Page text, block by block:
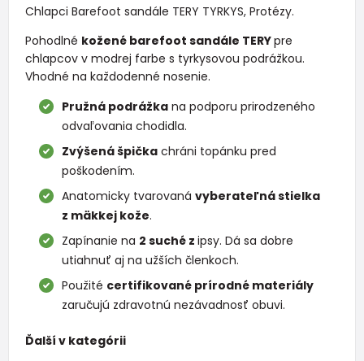
Chlapci Barefoot sandále TERY TYRKYS, Protézy.
Pohodlné kožené barefoot sandále TERYpre
chlapcov v modrej farbe s tyrkysovou podrážkou.
Vhodné na každodenné nosenie.
Pružná podrážka na podporu prirodzeného
odvaľovania chodidla.
Zvýšená špička chráni topánku pred
poškodením.
Anatomicky tvarovanávyberateľná stielka
z mäkkej kože.
Zapínanie na 2 suché zipsy. Dá sa dobre
utiahnuť aj na užších členkoch.
Použité certifikované prírodné materiály
zaručujú zdravotnú nezávadnosť obuvi.
Ďalší v kategórii